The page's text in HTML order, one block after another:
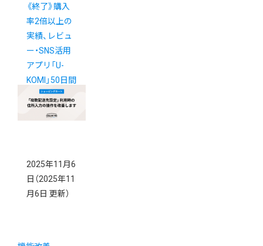
《終了》購入
率2倍以上の
実績、レビュ
ー・SNS活用
アプリ「U-
KOMI」50日間
無料キャンペ
ーン
2025年11月6
日 （2025年11
月6日 更新）